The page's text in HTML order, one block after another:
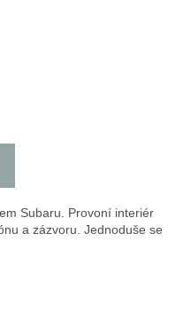
Subaru. Provoní interiér
a zázvoru. Jednoduše se